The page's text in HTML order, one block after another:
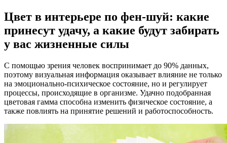
Цвет в интерьере по фен-шуй: какие
принесут удачу, а какие будут забирать
у вас жизненные силы
С помощью зрения человек воспринимает до 90% данных,
поэтому визуальная информация оказывает влияние не только
на эмоционально-психическое состояние, но и регулирует
процессы, происходящие в организме. Удачно подобранная
цветовая гамма способна изменить физическое состояние, а
также повлиять на принятие решений и работоспособность.